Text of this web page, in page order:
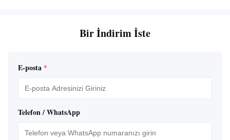
Bir İndirim İste
E-posta *
Telefon / WhatsApp